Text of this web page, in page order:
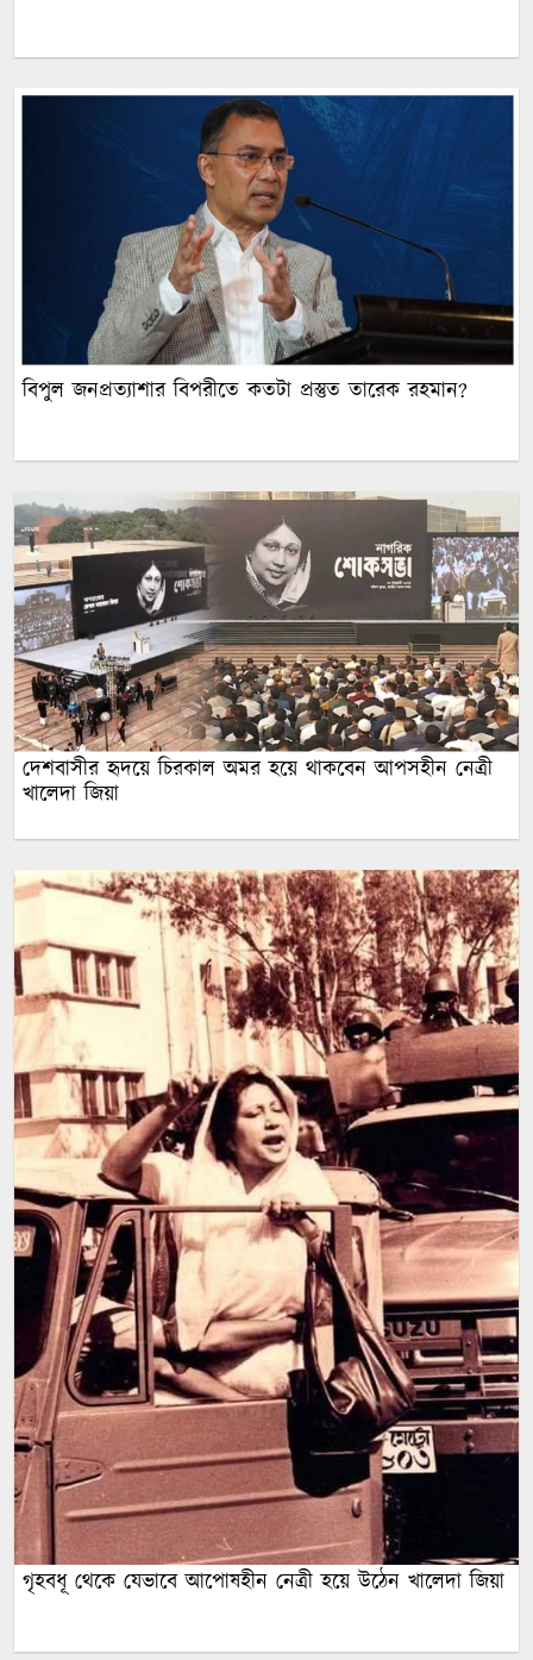
বিপুল জনপ্রত্যাশার বিপরীতে কতটা প্রস্তুত তারেক রহমান?
দেশবাসীর হৃদয়ে চিরকাল অমর হয়ে থাকবেন আপসহীন নেত্রী
খালেদা জিয়া
গৃহবধূ থেকে যেভাবে আপোষহীন নেত্রী হয়ে উঠেন খালেদা জিয়া